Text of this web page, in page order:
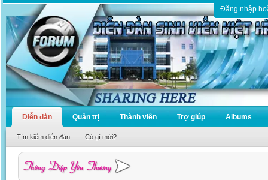
Đăng nhập
Diễn đàn
Tìm kiếm diễn đàn Có gì mới?
Quản trị Thành viên Trợ giúp Albums